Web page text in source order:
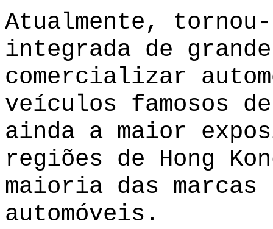
Atualmente,
integrada de
comercializar
veículos famosos
ainda a maior
regiões de Hong
maioria das
automóveis.